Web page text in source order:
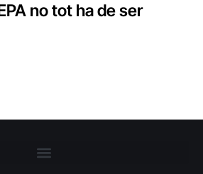
no tot ha de ser